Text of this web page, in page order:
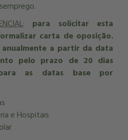
: para solicitar esta
carta de oposição.
a partir da data
pelo prazo de 20 dias
as datas base por
e Hospitais